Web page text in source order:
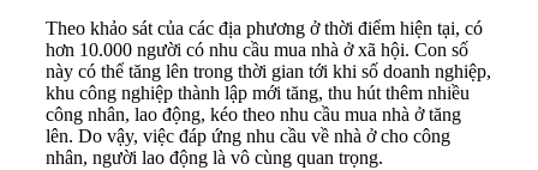
Theo khảo sát của các địa phương ở thời điểm hiện tại, có
hơn 10.000 người có nhu cầu mua nhà ở xã hội. Con số
này có thể tăng lên trong thời gian tới khi số doanh nghiệp,
khu công nghiệp thành lập mới tăng, thu hút thêm nhiều
công nhân, lao động, kéo theo nhu cầu mua nhà ở tăng
lên. Do vậy, việc đáp ứng nhu cầu về nhà ở cho công
nhân, người lao động là vô cùng quan trọng.